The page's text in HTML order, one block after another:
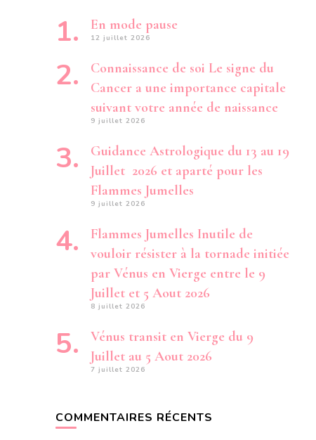
En mode pause
12 juillet 2026
Connaissance de soi Le signe du
Cancer a une importance capitale
suivant votre année de naissance
9 juillet 2026
Guidance Astrologique du 13 au 19
Juillet 2026 et aparté pour les
Flammes Jumelles
9 juillet 2026
Flammes Jumelles Inutile de
vouloir résister à la tornade initiée
par Vénus en Vierge entre le 9
Juillet et 5 Aout 2026
8 juillet 2026
Vénus transit en Vierge du 9
Juillet au 5 Aout 2026
7 juillet 2026
COMMENTAIRES RÉCENTS